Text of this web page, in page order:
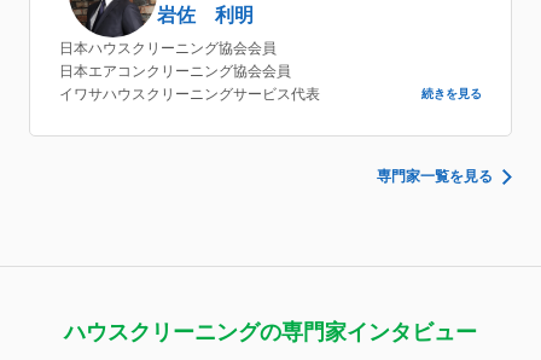
岩佐 利明
日本ハウスクリーニング協会会員
日本エアコンクリーニング協会会員
イワサハウスクリーニングサービス代表
続きを見る
専門家一覧を見る
ハウスクリーニングの専門家インタビュー